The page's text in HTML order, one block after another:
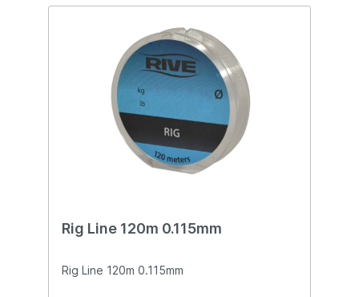
specifieke kenmerken voor verschillende
brood of boilies te riggen. Inhoud: 8 stuks
Rig Line 120m 0.115mm
Rig Line 120m 0.115mm